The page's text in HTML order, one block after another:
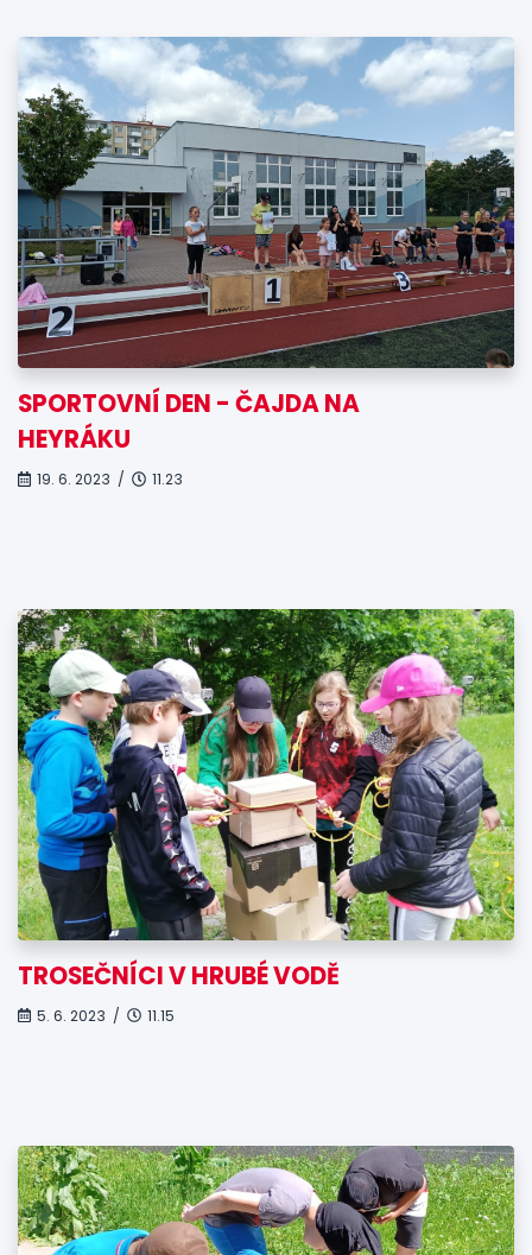
SPORTOVNÍ DEN - ČAJDA NA
HEYRÁKU
19. 6. 2023 / 11.23
TROSEČNÍCI V HRUBÉ VODĚ
5. 6. 2023 / 11.15